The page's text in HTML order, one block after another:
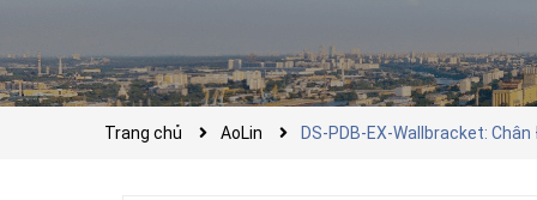
Trang chủ AoLin DS-PDB-EX-Wallbracket: